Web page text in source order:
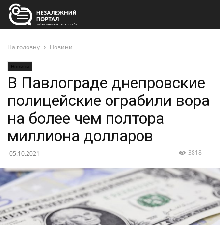
На головну Новини
Новини
В Павлограде днепровские
полицейские ограбили вора
на более чем полтора
миллиона долларов
05.10.2021 3818